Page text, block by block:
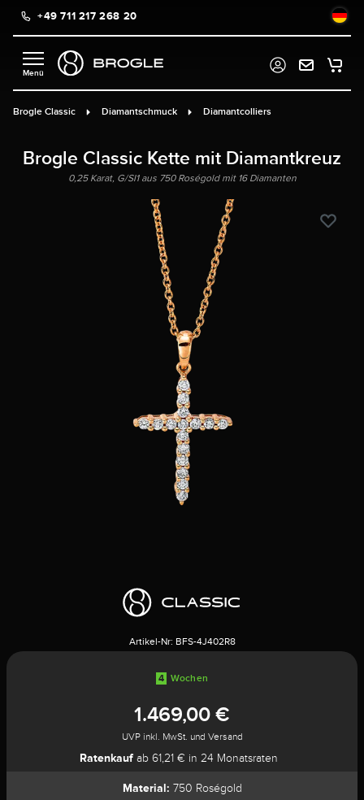
springen
+49 711 217 268 20
Brogle Classic Diamantschmuck Diamantcolliers
Brogle Classic Kette mit Diamantkreuz
0,25 Karat, G/SI1 aus 750 Roségold mit 16 Diamanten
Artikel-Nr: BFS-4J402R8
4 Wochen
1.469,00 €
UVP inkl. MwSt. und Versand
Ratenkauf ab 61,21 € in 24 Monatsraten
Material: 750 Roségold